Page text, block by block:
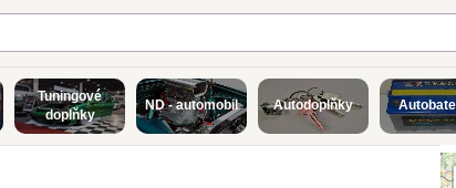
Tuningové
doplňky
ND - automobil Autodoplňky